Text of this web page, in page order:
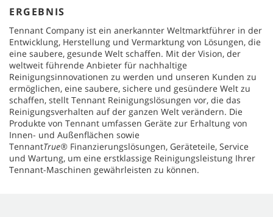
ERGEBNIS
Tennant Company ist ein anerkannter Weltmarktführer in der
Entwicklung, Herstellung und Vermarktung von Lösungen, die
eine saubere, gesunde Welt schaffen. Mit der Vision, der
weltweit führende Anbieter für nachhaltige
Reinigungsinnovationen zu werden und unseren Kunden zu
ermöglichen, eine saubere, sichere und gesündere Welt zu
schaffen, stellt Tennant Reinigungslösungen vor, die das
Reinigungsverhalten auf der ganzen Welt verändern. Die
Produkte von Tennant umfassen Geräte zur Erhaltung von
Innen- und Außenflächen sowie
TennantTrue® Finanzierungslösungen, Geräteteile, Service
und Wartung, um eine erstklassige Reinigungsleistung Ihrer
Tennant-Maschinen gewährleisten zu können.